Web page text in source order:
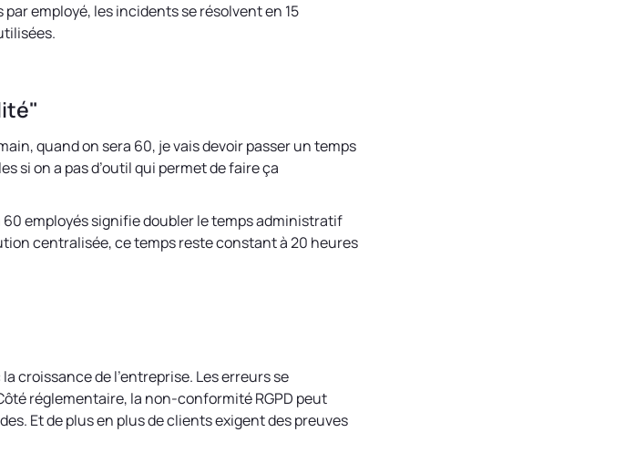
employé, les incidents se résolvent en 15
quand on sera 60, je vais devoir passer un temps
si on a pas d’outil qui permet de faire ça
employés signifie doubler le temps administratif
centralisée, ce temps reste constant à 20 heures
croissance de l'entreprise. Les erreurs se
réglementaire, la non-conformité RGPD peut
Et de plus en plus de clients exigent des preuves